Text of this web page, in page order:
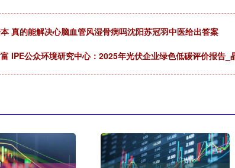
真的能解决心脑血管风湿骨病吗沈阳苏冠羽中医给出答案
IPE公众环境研究中心：2025年光伏企业绿色低碳评价报告_